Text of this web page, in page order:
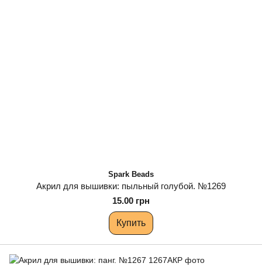
Spark Beads
Акрил для вышивки: пыльный голубой. №1269
15.00 грн
Купить